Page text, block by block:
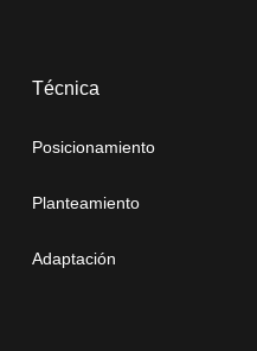
Técnica
Posicionamiento
Planteamiento
Adaptación